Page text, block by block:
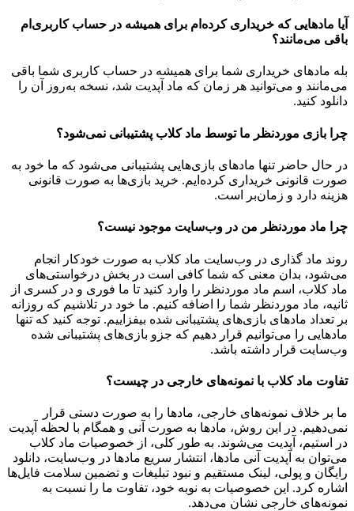
آیا مادهایی که خریداری کرده‌ام برای همیشه در حساب‌ کاربری‌ام
باقی می‌مانند؟
بله مادهای خریداری شما برای همیشه در حساب کاربری شما باقی
می‌مانند و می‌توانید هر زمان که ماد آپدیت شد، نسخه به‌روز آن را
دانلود کنید.
چرا بازی موردنظر ما توسط ماد کلاب پشتیبانی نمی‌شود؟
در حال حاضر تنها مادهای بازی‌هایی پشتیبانی می‌شود که ما خود به
صورت قانونی خریداری کرده‌ایم. خرید بازی‌ها به صورت قانونی
هزینه دارد و زمان‌بر است.
چرا ماد موردنظر من در وب‌سایت موجود نیست؟
روند ماد گذاری در وب‌سایت ماد کلاب به صورت خودکار انجام
می‌شود، بدان معنی که شما کافی است در بخش درخواستی‌های
ماد کلاب، اسم ماد موردنظر را وارد کنید تا ما فوری و در کسری از
ثانیه، ماد موردنظر شما را اضافه کنیم. ما خود در تلاشیم که روزانه
بر تعداد مادهای بازی‌های پشتیبانی شده بیفزاییم. توجه کنید که تنها
مادهایی را می‌توانیم قرار دهیم که جزو بازی‌های پشتیبانی شده
وب‌سایت قرار داشته باشد.
تفاوت ماد کلاب با نمونه‌های خارجی در چیست؟
ما بر خلاف نمونه‌های خارجی، مادها را به صورت دستی قرار
نمی‌دهیم. در این روش، مادها به صورت آنی و همگام با لحظه آپدیت
در استیم، آپدیت می‌شوند. به طور کلی، از خصوصیات ماد کلاب
می‌‌توان به آپدیت آنی مادها، انتشار سریع مادها در وب‌سایت، دانلود
رایگان و پولی، لینک مستقیم و نبود تبلیغات و تضمین سلامت فایل‌ها
اشاره کرد. این خصوصیات به نوبه خود، تفاوت ما را نسبت به
نمونه‌های خارجی نشان می‌دهد.